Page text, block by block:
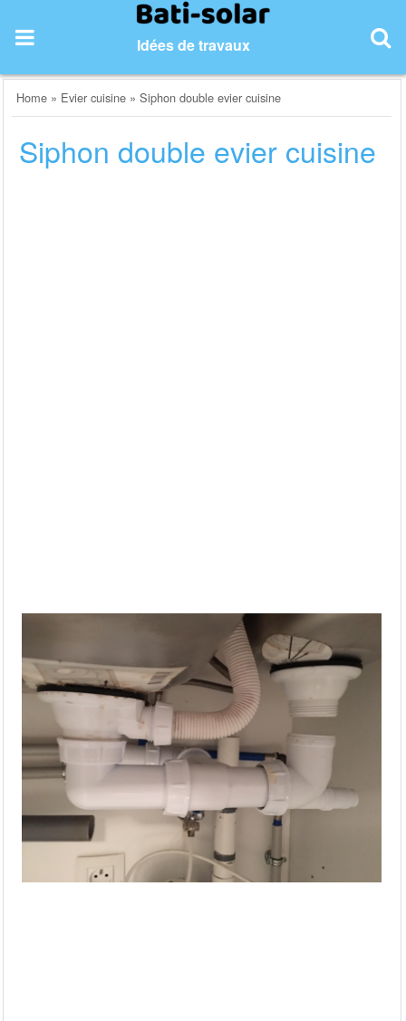
content
Idées de travaux
Home » Evier cuisine »Siphon double evier cuisine
Siphon double evier cuisine